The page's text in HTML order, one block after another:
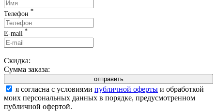
Телефон *
E-mail *
Скидка:
Сумма заказа:
я согласна с условиями публичной оферты и обработкой
моих персональных данных в порядке, предусмотренном
публичной офертой.